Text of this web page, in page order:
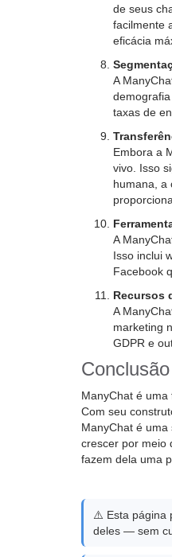
de seus
facilmente
eficácia
A
taxas de
Embora a
vivo. Isso
humana, a
A
Isso inclui
Facebook
Recursos
A
marketing
GDPR e
Conclusão
ManyChat é
Com seu
ManyChat é
crescer por meio
fazem dela uma
⚠️ Esta página
deles — sem